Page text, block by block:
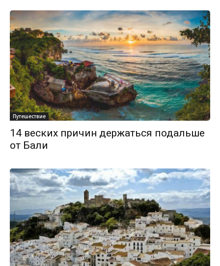
Путешествие
14 веских причин держаться подальше
от Бали